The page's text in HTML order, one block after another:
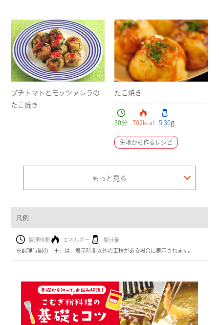
プチトマトとモッツァレラの
たこ焼き
たこ焼き
30分 702kcal 5.30g
生地から作るレシピ
もっと見る
凡例
調理時間 エネルギー
塩分量
※調理時間の「＋」は、表示時間以外の工程がある場合に表示されます。